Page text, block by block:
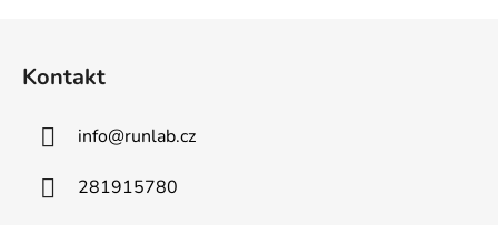
Kontakt
info@runlab.cz
281915780